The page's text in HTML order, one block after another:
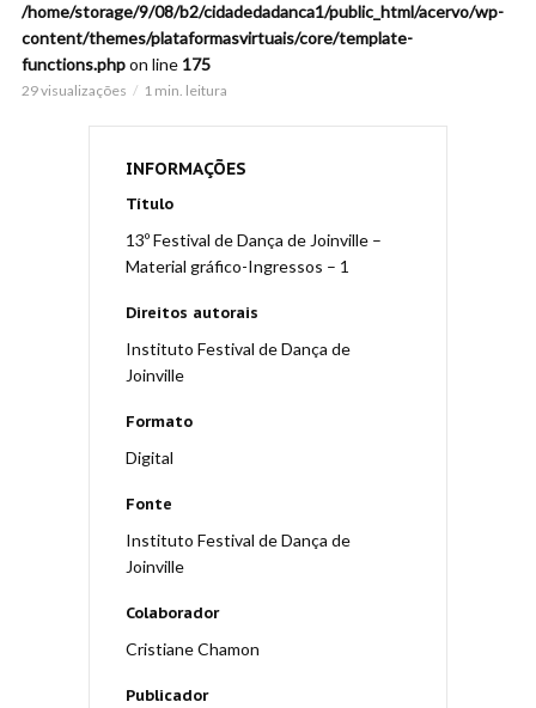
/home/storage/9/08/b2/cidadedadanca1/public_html/acervo/wp-
content/themes/plataformasvirtuais/core/template-
functions.phpon line 175
29 visualizações 1 min. leitura
INFORMAÇÕES
Título
13º Festival de Dança de Joinville –
Material gráfico-Ingressos – 1
Direitos autorais
Instituto Festival de Dança de
Joinville
Formato
Digital
Fonte
Instituto Festival de Dança de
Joinville
Colaborador
Cristiane Chamon
Publicador